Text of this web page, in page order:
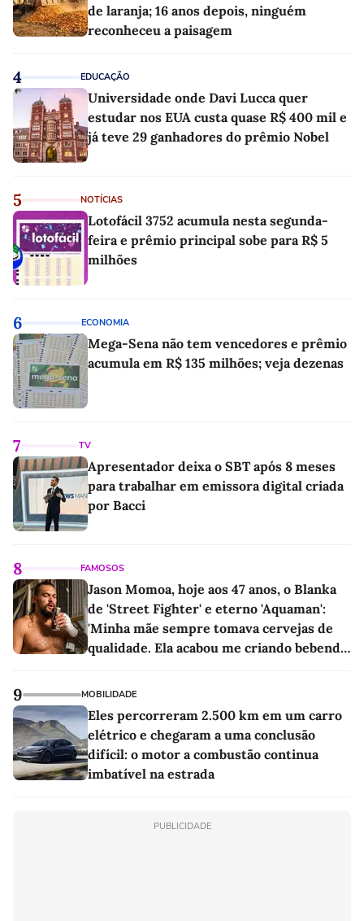
de laranja; 16 anos depois, ninguém
reconheceu a paisagem
4 EDUCAÇÃO
Universidade onde Davi Lucca quer
estudar nos EUA custa quase R$ 400 mil e
já teve 29 ganhadores do prêmio Nobel
5 NOTÍCIAS
Lotofácil 3752 acumula nesta segunda-
feira e prêmio principal sobe para R$ 5
milhões
6 ECONOMIA
Mega-Sena não tem vencedores e prêmio
acumula em R$ 135 milhões; veja dezenas
7 TV
Apresentador deixa o SBT após 8 meses
para trabalhar em emissora digital criada
por Bacci
8 FAMOSOS
Jason Momoa, hoje aos 47 anos, o Blanka
de 'Street Fighter' e eterno 'Aquaman':
'Minha mãe sempre tomava cervejas de
qualidade. Ela acabou me criando bebendo
9 MOBILIDADE
Eles percorreram 2.500 km em um carro
elétrico e chegaram a uma conclusão
difícil: o motor a combustão continua
imbatível na estrada
PUBLICIDADE